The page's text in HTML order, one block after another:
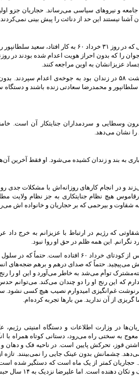
جامعه و نیروهای سیاسی می‌رساند. حجاریان جزو
آشنا نیستند این حد از دنائت را پیش بینی نمی‌کردند.
هنوز یادمان نرفته است که در اولین جوخه‌های اعدامی که در روز ۳۱ خرداد
بود اعدام کردند. عکس ۱۲ دختر نوجوان را که بدون احراز هویت اعدام شده
عزیزانشان به اوین مراجعه کنند.
چیزی نگذشت که محمدرضا سعادتی را که از اردیبهشت ۵۸ در زندان بود به جوخه‌ی
و محمدرضا سعادتی زنده باشند و دستگاه
وسطایی و سردمداران جنایتکار آن است.
را نشان می‌دهد.
به بند و زندان کشیده می‌شود. او فقط آخرین
و در انجام کارهای روزانه‌اش با مشکلات جدی
هیچ نظام جنایتکاری به جز نظام ولایت
شقاوت و بیرحمی که بر حجاریان و خانواده اش
که رژیم در ارتباط با عزیزانم به خرج داد
این همه ظلم در حق او روا نبود.
حتماً‌ که حجاریان در این روزها به یاد روزهای خونین پس از کودتای خرداد ۶۰
حتماً‌ که صدای درهم و برهم ضجه‌های
زیرزمین ۲۰۹ و راهروهای کمیته‌مشترک توأم می‌شد به خاطر می‌آورد و این
که این رنج او را دو چندان می‌کند. می‌‌توانم
امیدوارم نصیب هیچ کسی نشود.
از آن ندارید. من بارها تجربه کرده‌‌ام.
در وزارت اطلاعات و دستگاه امنیتی رژیم،
به سختی راه می‌رود، دستانی کوتاه همراه با
قوز، تحرکش پایین است. در ناحیه فک و دهان
چشمانش بدون عینک جایی را نمی‌بینند.
کمتر از یک ماه است که دستگیر شده است
است. اما علیرضا نزدیک به ۱۴ سال حبس کشید.